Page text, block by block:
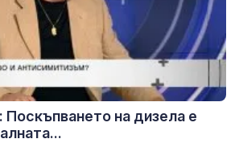
Поскъпването на дизела е